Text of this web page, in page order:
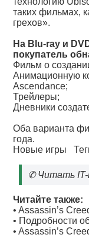
таких фильмах,
грехов».
На Blu-ray и
покупатель
Фильм о
Анимационную
Ascendance;
Трейлеры;
Дневники
Оба варианта
года.
Новые игры
✆Читать IT-
Читайте также:
•Assassin’s
• Подробности
•Assassin’s